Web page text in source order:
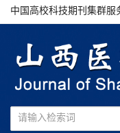
中国高校科技期刊集群服